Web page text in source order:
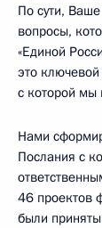
По сути,
вопросы,
«Единой
это
с которой мы
Нами
Послания с
46 проектов
были